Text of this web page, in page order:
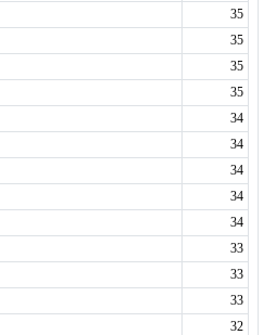
35
35
35
35
34
34
34
34
34
33
33
33
32